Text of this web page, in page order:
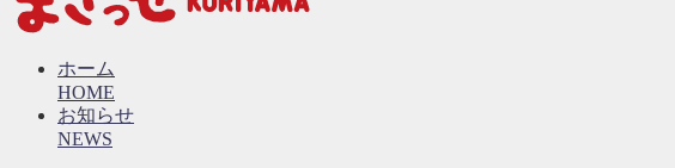
ホーム
HOME
お知らせ
NEWS